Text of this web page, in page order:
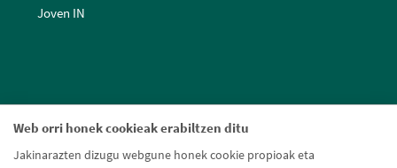
Web orri honek cookieak erabiltzen ditu
Jakinarazten dizugu webgune honek cookie propioak eta
Joven IN